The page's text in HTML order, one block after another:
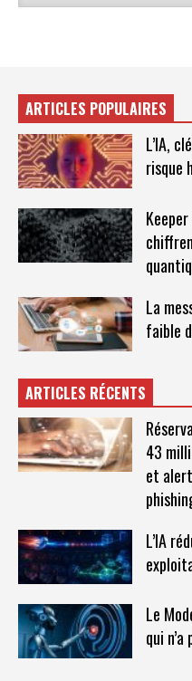
ARTICLES POPULAIRES
L’IA,
risque
La
faible
ARTICLES RÉCENTS
43
et
L’IA
Le
qui